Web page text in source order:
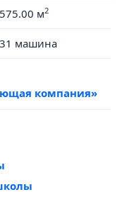
575.00 м2
31 машина
компания»